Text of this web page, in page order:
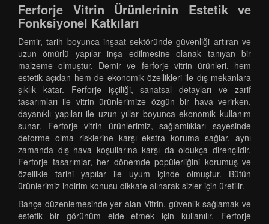
Ferforje Vitrin Ürünlerinin Estetik ve
Fonksiyonel Katkıları
Demir, tarih boyunca inşaat sektöründe güvenliği artıran ve
uzun ömürlü yapılar inşa edilmesine olanak tanıyan bir
malzeme olmuştur. Demir ve ferforje vitrin ürünleri, hem
estetik açıdan hem de ekonomik özellikleri ile dış mekanlara
şıklık katar. Ferforje işçiliği, sanatsal detayları ve zarif
tasarımları ile vitrin ürünlerimize özgün bir hava verirken,
dayanıklı yapıları ile uzun yıllar boyunca ekonomik kullanım
sunar. Ferforje vitrin ürünlerimiz, sağlamlıkları sayesinde
deforme olma risklerine karşı ekstra koruma sağlar, aynı
zamanda dış hava koşullarına karşı da oldukça dirençlidir.
Ferforje tasarımlar, her dönemde popülerliğini korumuş ve
özellikle tarihi yapılar ile uyum içinde olmuştur. Bütün
ürünlerimiz indirim konusu dikkate alınarak sizler için üretilir.
Bahçe düzenlemesinde yer alan Vitrin, güvenlik sağlamak ve
estetik bir görünüm elde etmek için kullanılır. Ferforje